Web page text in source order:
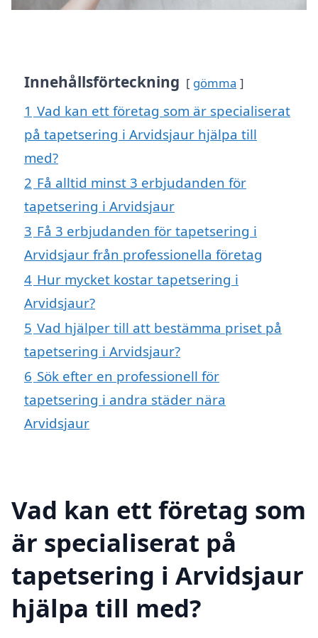
Innehållsförteckning gömma
1 Vad kan ett företag som är specialiserat
på tapetsering i Arvidsjaur hjälpa till
med?
2 Få alltid minst 3 erbjudanden för
tapetsering i Arvidsjaur
3 Få 3 erbjudanden för tapetsering i
Arvidsjaur från professionella företag
4 Hur mycket kostar tapetsering i
Arvidsjaur?
5 Vad hjälper till att bestämma priset på
tapetsering i Arvidsjaur?
6 Sök efter en professionell för
tapetsering i andra städer nära
Arvidsjaur
Vad kan ett företag som
är specialiserat på
tapetsering i Arvidsjaur
hjälpa till med?